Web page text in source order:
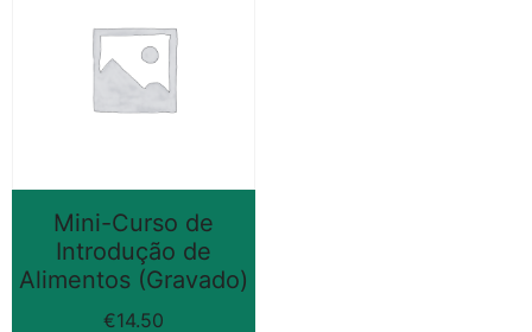
Mini-Curso de
Introdução de
Alimentos (Gravado)
€14.50